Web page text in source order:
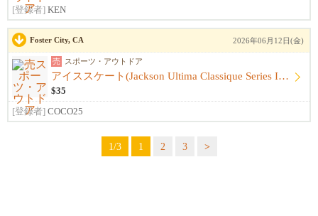
[登録者] KEN
Foster City, CA 2026年06月12日(金)
売 スポーツ・アウトドア
アイススケート(Jackson Ultima Classique Series Ice Skates)
$35
[登録者] COCO25
1/3 1 2 3 >